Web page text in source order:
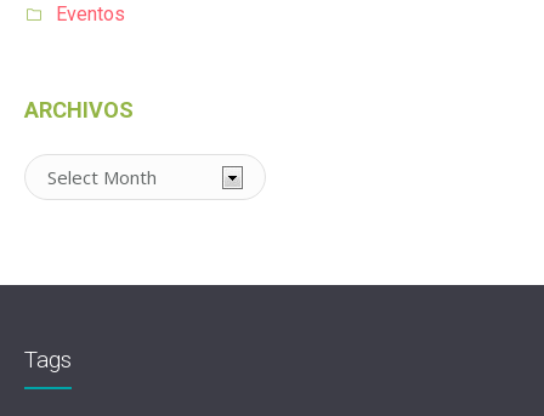
Eventos
ARCHIVOS
Archivos
Tags